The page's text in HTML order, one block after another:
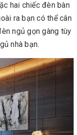
hai chiếc đèn bàn
ra bạn có thể cân
ngủ gọn gàng tùy
nhà bạn.